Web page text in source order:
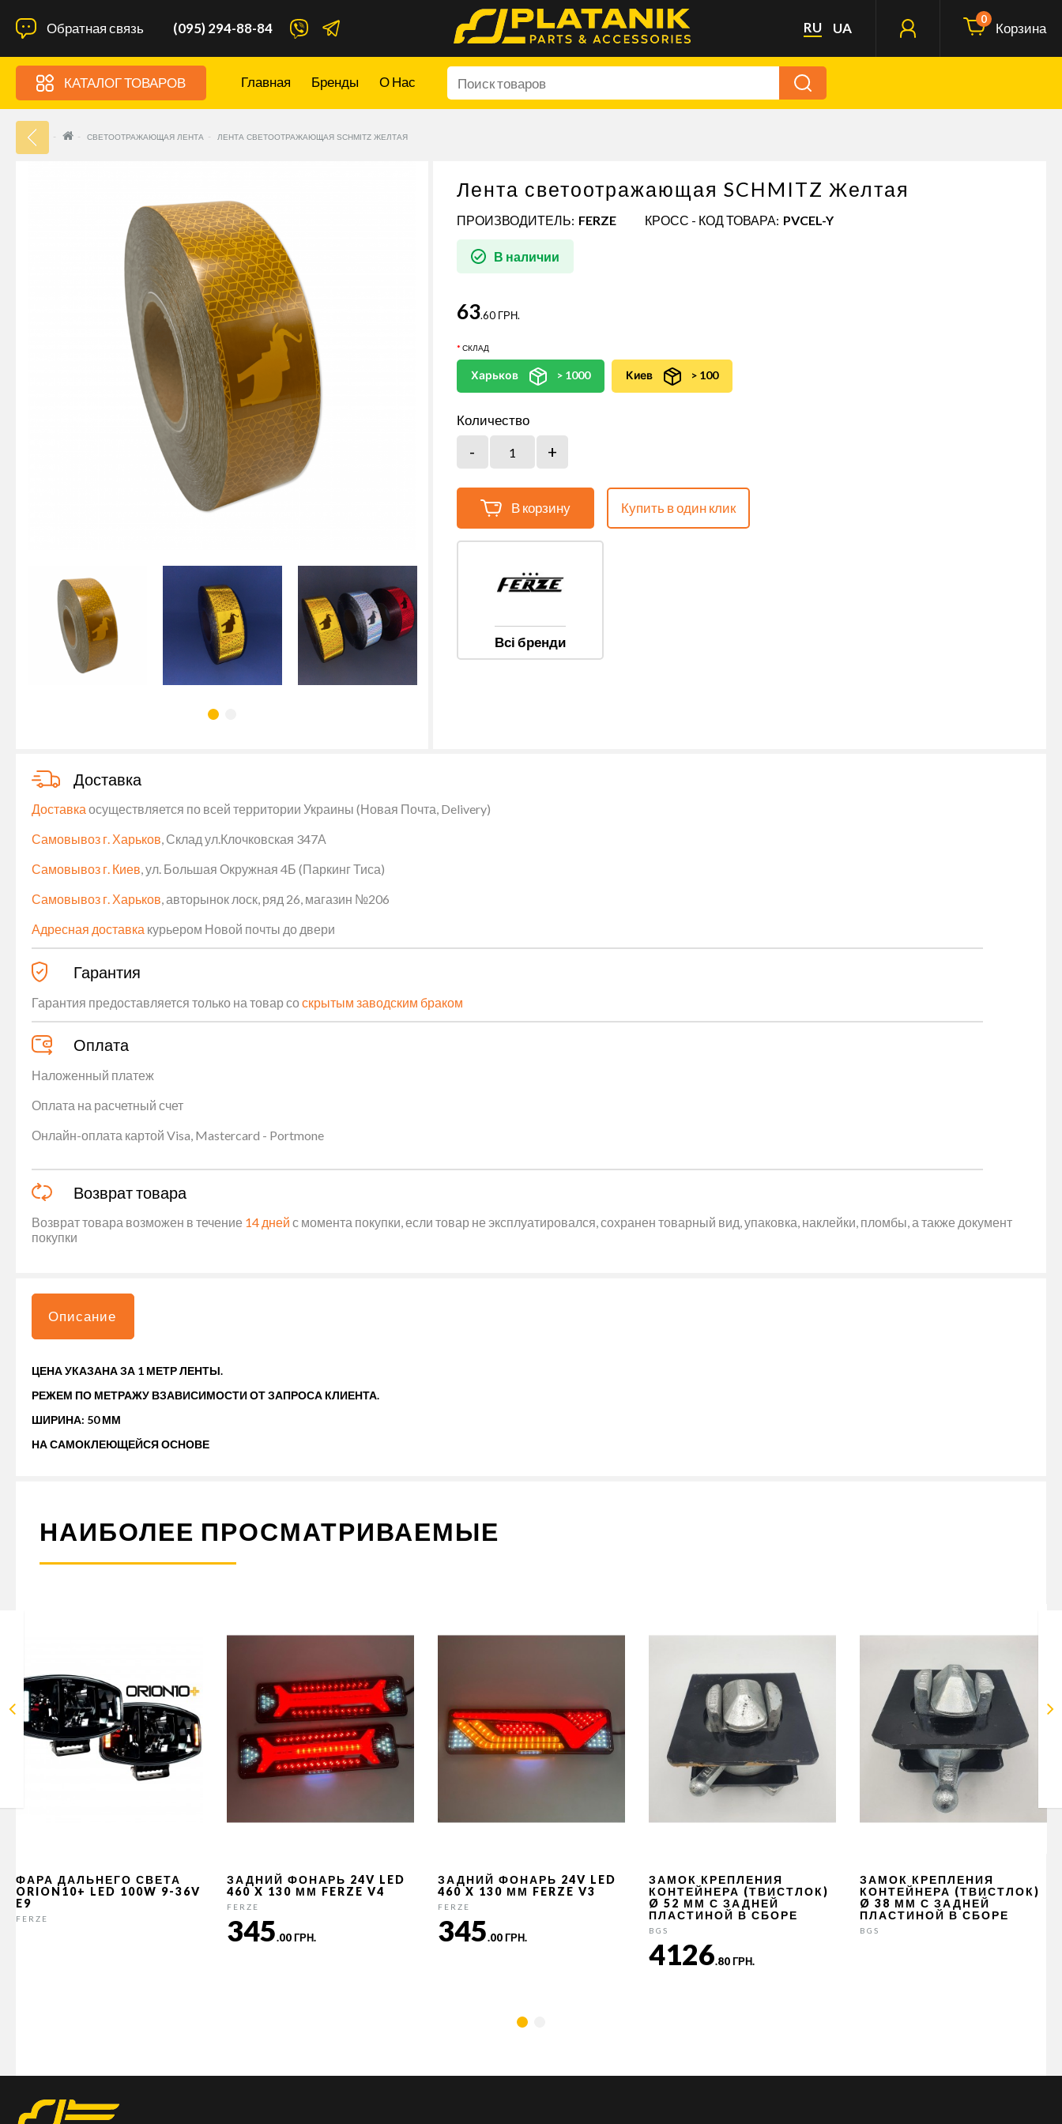
Обратная связь (095) 294-88-84 RU UA
0
Корзина
КАТАЛОГ ТОВАРОВ Главная Бренды О Нас
СВЕТООТРАЖАЮЩАЯ ЛЕНТА ЛЕНТА СВЕТООТРАЖАЮЩАЯ SCHMITZ ЖЕЛТАЯ
Лента светоотражающая SCHMITZ Желтая
ПРОИЗВОДИТЕЛЬ: FERZE КРОСС - КОД ТОВАРА: PVCEL-Y
В наличии
63.60 ГРН.
СКЛАД
Харьков > 1000 Киев > 100
Количество
В корзину Купить в один клик
Всі бренди
Доставка
Доставка осуществляется по всей территории Украины (Новая Почта, Delivery)
Самовывоз г. Харьков , Склад ул.Клочковская 347А
Самовывоз г. Киев , ул. Большая Окружная 4Б (Паркинг Тиса)
Самовывоз г. Харьков , авторынок лоск, ряд 26, магазин №206
Адресная доставка курьером Новой почты до двери
Гарантия
Гарантия предоставляется только на товар соскрытым заводским браком
Оплата
Наложенный платеж
Оплата на расчетный счет
Онлайн-оплата картой Visa, Mastercard - Portmone
Возврат товара
Возврат товара возможен в течение 14 дней с момента покупки, если товар не эксплуатировался, сохранен товарный вид, упаковка, наклейки, пломбы, а также документ
покупки
Описание
ЦЕНА УКАЗАНА ЗА 1 МЕТР ЛЕНТЫ.
РЕЖЕМ ПО МЕТРАЖУ ВЗАВИСИМОСТИ ОТ ЗАПРОСА КЛИЕНТА.
ШИРИНА: 50 ММ
НА САМОКЛЕЮЩЕЙСЯ ОСНОВЕ
НАИБОЛЕЕ ПРОСМАТРИВАЕМЫЕ
ФАРА ДАЛЬНЕГО СВЕТА
ORION10+ LED 100W 9-36V
E9
FERZE
ЗАДНИЙ ФОНАРЬ 24V LED
460 X 130 ММ FERZE V4
FERZE
345.00 ГРН.
ЗАДНИЙ ФОНАРЬ 24V LED
460 X 130 ММ FERZE V3
FERZE
345.00 ГРН.
ЗАМОК КРЕПЛЕНИЯ
КОНТЕЙНЕРА (ТВИСТЛОК)
Ø 52 ММ С ЗАДНЕЙ
ПЛАСТИНОЙ В СБОРЕ
BGS
4126.80 ГРН.
ЗАМОК КРЕПЛЕНИЯ
КОНТЕЙНЕРА (ТВИСТЛОК)
Ø 38 ММ С ЗАДНЕЙ
ПЛАСТИНОЙ В СБОРЕ
BGS